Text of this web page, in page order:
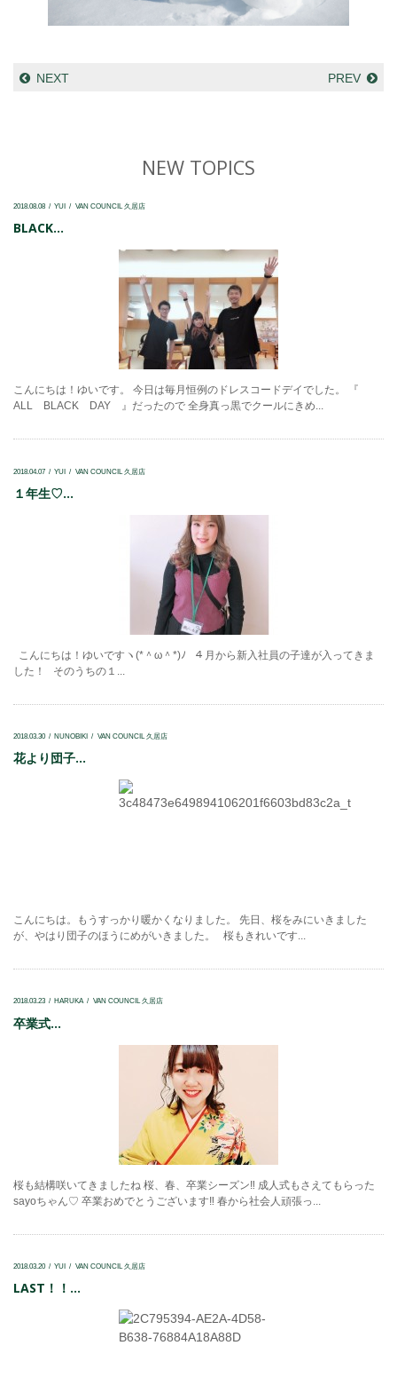
NEXT PREV
NEW TOPICS
2018.08.08 YUI VAN COUNCIL 久居店
BLACK...
こんにちは！ゆいです。 今日は毎月恒例のドレスコードデイでした。 『
ALL BLACK DAY 』だったので 全身真っ黒でクールにきめ...
2018.04.07 YUI VAN COUNCIL 久居店
１年生♡...
こんにちは！ゆいですヽ(*＾ω＾*)ﾉ ４月から新入社員の子達が入ってきま
した！ そのうちの１...
2018.03.30 NUNOBIKI VAN COUNCIL 久居店
花より団子...
こんにちは。もうすっかり暖かくなりました。 先日、桜をみにいきました
が、やはり団子のほうにめがいきました。 桜もきれいです...
2018.03.23 HARUKA VAN COUNCIL 久居店
卒業式...
桜も結構咲いてきましたね 桜、春、卒業シーズン‼ 成人式もさえてもらった
sayoちゃん♡ 卒業おめでとうございます‼ 春から社会人頑張っ...
2018.03.20 YUI VAN COUNCIL 久居店
LAST！！...